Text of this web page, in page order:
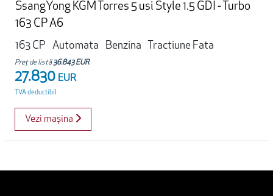
SsangYong KGM Torres 5 usi Style 1.5 GDI - Turbo
163 CP A6
163 CP
Automata Benzina Tractiune Fata
Preț de listă 36.843 EUR
27.830 EUR
TVA deductibil
Vezi mașina